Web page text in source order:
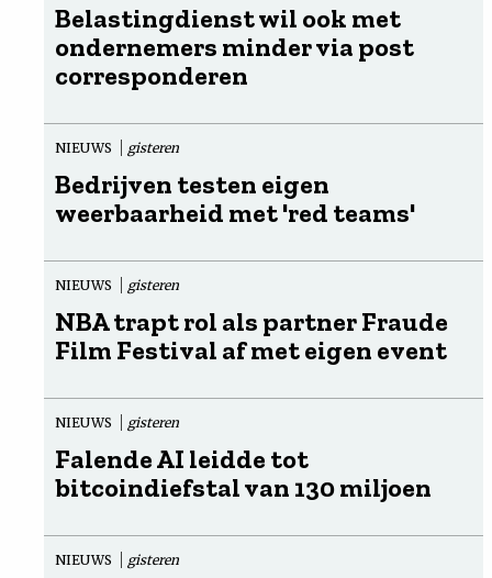
Belastingdienst wil ook met
ondernemers minder via post
corresponderen
NIEUWS gisteren
Bedrijven testen eigen
weerbaarheid met 'red teams'
NIEUWS gisteren
NBA trapt rol als partner Fraude
Film Festival af met eigen event
NIEUWS gisteren
Falende AI leidde tot
bitcoindiefstal van 130 miljoen
NIEUWS gisteren